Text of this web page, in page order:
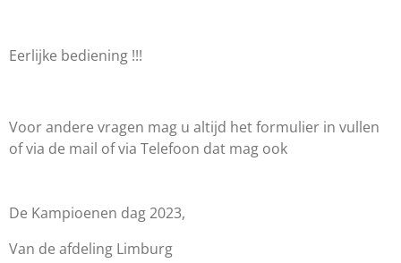
Eerlijke bediening !!!
Voor andere vragen mag u altijd het formulier in vullen
of via de mail of via Telefoon dat mag ook
De Kampioenen dag 2023,
Van de afdeling Limburg